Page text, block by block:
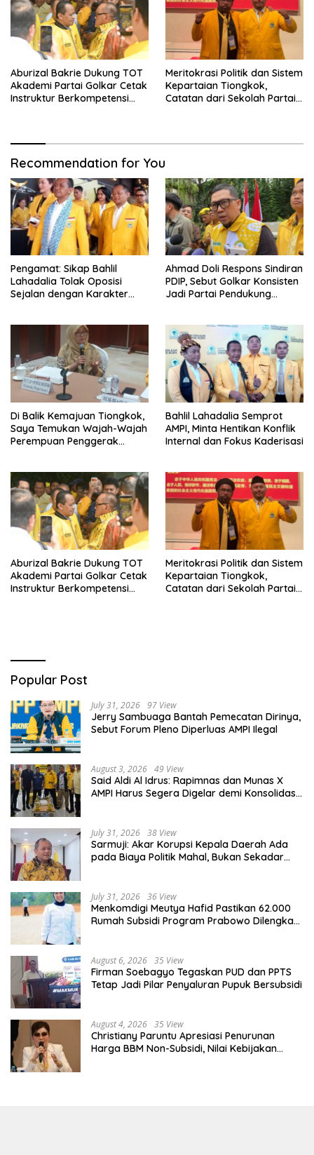
Aburizal Bakrie Dukung TOT
Akademi Partai Golkar Cetak
Instruktur Berkompetensi
Meritokrasi Politik dan Sistem
Kepartaian Tiongkok,
Catatan dari Sekolah Partai
Recommendation for You
Pengamat: Sikap Bahlil
Lahadalia Tolak Oposisi
Sejalan dengan Karakter
Ahmad Doli Respons Sindiran
PDIP, Sebut Golkar Konsisten
Jadi Partai Pendukung
Di Balik Kemajuan Tiongkok,
Saya Temukan Wajah-Wajah
Perempuan Penggerak
Bahlil Lahadalia Semprot
AMPI, Minta Hentikan Konflik
Internal dan Fokus Kaderisasi
Aburizal Bakrie Dukung TOT
Akademi Partai Golkar Cetak
Instruktur Berkompetensi
Meritokrasi Politik dan Sistem
Kepartaian Tiongkok,
Catatan dari Sekolah Partai
Popular Post
July 31, 2026 97 View
Jerry Sambuaga Bantah Pemecatan Dirinya,
Sebut Forum Pleno Diperluas AMPI Ilegal
August 3, 2026 49 View
Said Aldi Al Idrus: Rapimnas dan Munas X
AMPI Harus Segera Digelar demi Konsolidasi
July 31, 2026 38 View
Sarmuji: Akar Korupsi Kepala Daerah Ada
pada Biaya Politik Mahal, Bukan Sekadar
July 31, 2026 36 View
Menkomdigi Meutya Hafid Pastikan 62.000
Rumah Subsidi Program Prabowo Dilengkapi
August 6, 2026 35 View
Firman Soebagyo Tegaskan PUD dan PPTS
Tetap Jadi Pilar Penyaluran Pupuk Bersubsidi
August 4, 2026 35 View
Christiany Paruntu Apresiasi Penurunan
Harga BBM Non-Subsidi, Nilai Kebijakan